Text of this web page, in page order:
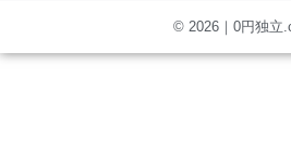
© 2026｜0円独立